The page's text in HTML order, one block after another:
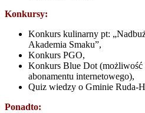
Konkursy:
Konkurs kulinarny pt:
Akademia Smaku”,
Konkurs PGO,
Konkurs Blue Dot (możliwość
abonamentu internetowego),
Quiz wiedzy o Gminie Ruda-
Ponadto: